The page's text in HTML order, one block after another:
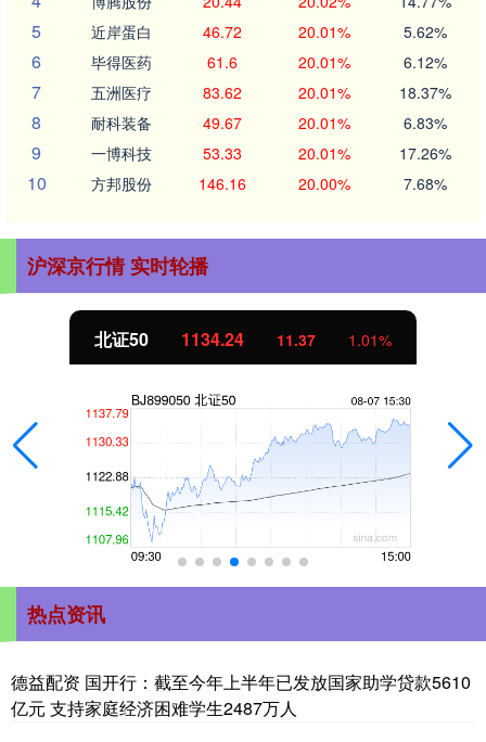
5 近岸蛋白 46.72 20.01% 5.62%
6 毕得医药 61.6 20.01% 6.12%
7 五洲医疗 83.62 20.01% 18.37%
8 耐科装备 49.67 20.01% 6.83%
9 一博科技 53.33 20.01% 17.26%
10 方邦股份 146.16 20.00% 7.68%
沪深京行情 实时轮播
北证50 1134.24 11.37 1.01%
热点资讯
德益配资 国开行：截至今年上半年已发放国家助学贷款5610
亿元 支持家庭经济困难学生2487万人